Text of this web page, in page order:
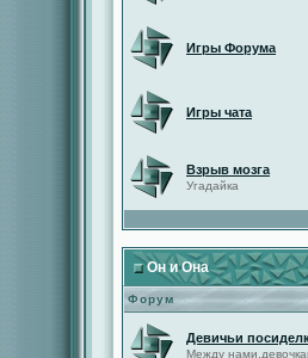
Игры Форума
Игры чата
Взрыв мозга
Угадайка
Он и Она
Форум
Девичьи
Между